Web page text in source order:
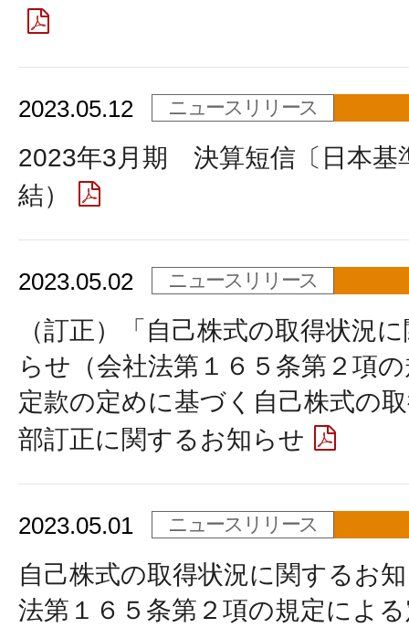
2023.05.12 ニュースリリース
2023年3月期 決算短信〔日本基
結）
2023.05.02 ニュースリリース
（訂正）「自己株式の取得状況
らせ（会社法第１６５条第２項
定款の定めに基づく自己株式の
部訂正に関するお知らせ
2023.05.01 ニュースリリース
自己株式の取得状況に関するお
法第１６５条第２項の規定によ